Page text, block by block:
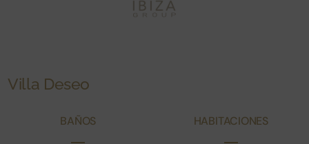
Villa Deseo
BAÑOS HABITACIONES